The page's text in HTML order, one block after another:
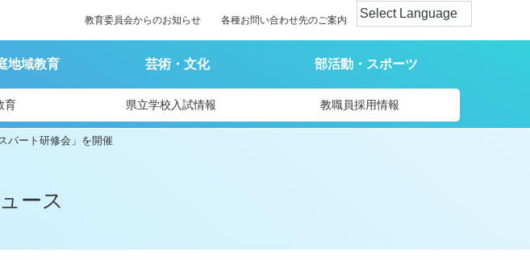
教育委員会からのお知らせ 各種お問い合わせ先のご案内
地域教育 芸術・文化 部活動・スポーツ
育 県立学校入試情報 教職員採用情報
パート研修会」を開催
ース